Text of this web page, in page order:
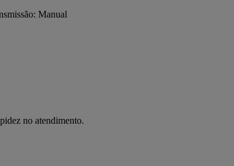
Manual
no atendimento.